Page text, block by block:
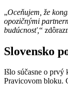
„Oceňujem, že
opozičnými
budúcnosť,“
Slovensko
Išlo súčasne o
Pravicovom bloku.